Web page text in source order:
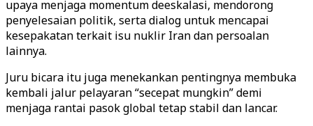
upaya menjaga momentum deeskalasi, mendorong
penyelesaian politik, serta dialog untuk mencapai
kesepakatan terkait isu nuklir Iran dan persoalan
lainnya.
Juru bicara itu juga menekankan pentingnya membuka
kembali jalur pelayaran “secepat mungkin” demi
menjaga rantai pasok global tetap stabil dan lancar.